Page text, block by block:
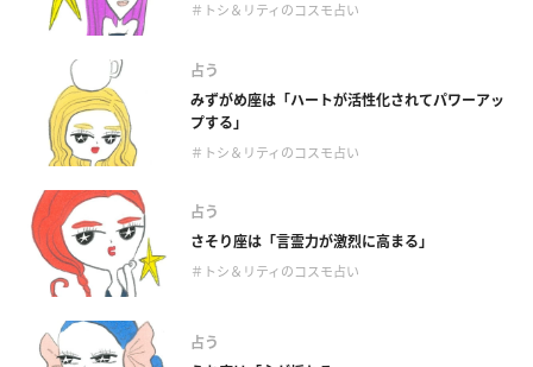
＃トシ＆リティのコスモ占い
占う
みずがめ座は「ハートが活性化されてパワーアッ
プする」
＃トシ＆リティのコスモ占い
占う
さそり座は「言霊力が激烈に高まる」
＃トシ＆リティのコスモ占い
占う